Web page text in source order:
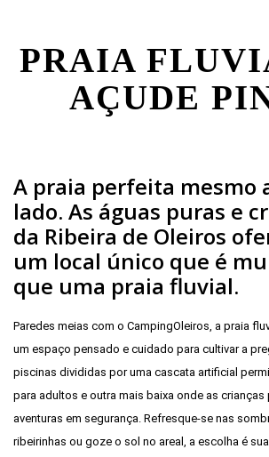
PRAIA
AÇUDE
A praia perfeita mesmo
lado. As águas puras e
da Ribeira de Oleiros
um local único que é
que uma praia fluvial.
Paredes meias com o CampingOleiros, a praia
um espaço pensado e cuidado para cultivar a
piscinas divididas por uma cascata artificial
para adultos e outra mais baixa onde as crianças
aventuras em segurança. Refresque-se nas
ribeirinhas ou goze o sol no areal, a escolha é